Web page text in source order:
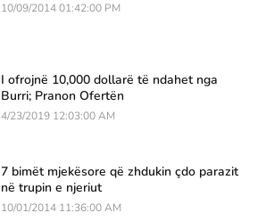
10/09/2014 01:42:00 PM
I ofrojnë 10,000 dollarë të ndahet nga
Burri; Pranon Ofertën
4/23/2019 12:03:00 AM
7 bimët mjekësore që zhdukin çdo parazit
në trupin e njeriut
10/01/2014 11:36:00 AM